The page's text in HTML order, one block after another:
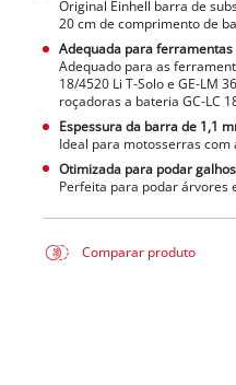
Original Einhell barra de
20 cm de comprimento de
Adequada para
Adequado para as
18/4520 Li T-Solo e GE-LM
roçadoras a bateria GC-LC
Espessura da barra de 1,1
Ideal para motosserras com
Otimizada para podar
Perfeita para podar árvores
Comparar produto